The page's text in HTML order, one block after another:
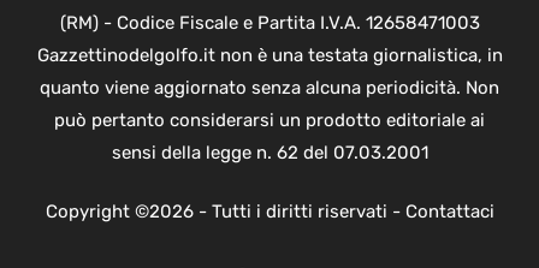
(RM) - Codice Fiscale e Partita I.V.A. 12658471003
Gazzettinodelgolfo.it non è una testata giornalistica, in
quanto viene aggiornato senza alcuna periodicità. Non
può pertanto considerarsi un prodotto editoriale ai
sensi della legge n. 62 del 07.03.2001
Copyright ©2026 - Tutti i diritti riservati - Contattaci